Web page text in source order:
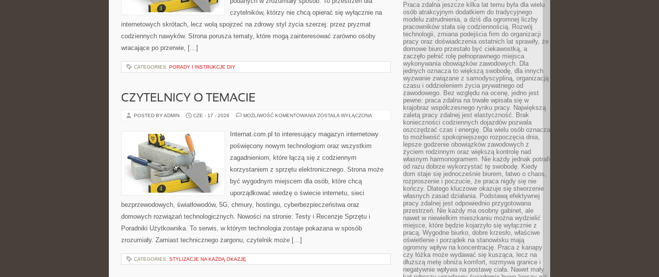
czytelników, którzy nie chcą opierać się wyłącznie na
internetowych skrótach, lecz wolą spojrzeć na zdrowy styl życia szerzej: przez pryzmat
codziennych nawyków. Strona porusza tematy, które mogą zainteresować zarówno osoby
wracające po przerwie, […]
CATEGORIES: PORADY I INSTRUKCJE DIY
CZYTELNICY O TEMACIE
POSTED BY ADMIN CZE - 17 - 2026 MOŻLIWOŚĆ KOMENTOWANIA CZYTELNICY
ZOSTAŁA WYŁĄCZONA
Internat.com.pl to interesujący magazyn internetowy
poświęcony nowym technologiom oraz wszystkim
zagadnieniom, które łączą się z codziennym
korzystaniem z sprzętu elektronicznego. Strona może
być wygodnym miejscem dla osób, które chcą
uporządkować wiedzę o świecie internetu, sieci
bezprzewodowych, światłowodów, 5G, chmury, hostingu, cyberbezpieczeństwa oraz
domowych rozwiązań technologicznych. Nowości na stronie: Testy i Recenzje Sprzętu i
Poradniki Użytkownika. To serwis, w którym technologia zostaje pokazana w sposób
zrozumiały. Zamiast technicznego żargonu, czytelnik może […]
CATEGORIES: STYLIZACJE NA KAŻDĄ OKAZJĘ
Praca zdalna jeszcze kilka lat temu była dla wielu
osób atrakcyjnym dodatkiem do tradycyjnego
modelu zatrudnienia, a dziś dla ogromnej liczby
pracowników stała się codziennością. Rozwój
technologii, zmiana podejścia firm do organizacji
pracy oraz doświadczenia ostatnich lat sprawiły, że
domowe biuro przestało być ciekawostką, a
zaczęło pełnić rolę pełnoprawnego miejsca
wykonywania obowiązków zawodowych. Dla
jednych oznacza to większą swobodę, dla innych
wyzwanie związane z samodyscypliną, organizacją
czasu i oddzieleniem życia prywatnego od
zawodowego. Bez względu na ocenę, jedno jest
pewne: praca zdalna na trwałe wpisała się w
krajobraz współczesnego rynku pracy. Największą
zaletą pracy zdalnej jest elastyczność. Brak
konieczności codziennych dojazdów pozwala
oszczędzać czas i energię. Dla wielu osób oznacza
to możliwość spokojniejszego rozpoczęcia dnia,
lepsze godzenie obowiązków zawodowych z
życiem rodzinnym oraz większą kontrolę nad
własnym harmonogramem. Nie każdy jednak potrafi
od razu dobrze wykorzystać tę swobodę. Kiedy
dom staje się jednocześnie biurem, łatwo o chaos,
rozproszenie i poczucie, że praca nigdy się nie
kończy. Dlatego kluczowe okazuje się stworzenie
własnych zasad działania. Podstawą efektywnej
pracy zdalnej jest odpowiednio przygotowana
przestrzeń. Nie każdy ma osobny gabinet, ale
nawet w niewielkim mieszkaniu można wydzielić
miejsce, które będzie kojarzyło się wyłącznie z
pracą. Wygodne biurko, dobre krzesło, właściwe
oświetlenie i porządek na stanowisku mają
ogromny wpływ na koncentrację. Praca z kanapy
czy łóżka może wydawać się kusząca, lecz na
dłuższą metę obniża komfort, rozmywa granice i
negatywnie wpływa na postawę ciała. Nawet mały